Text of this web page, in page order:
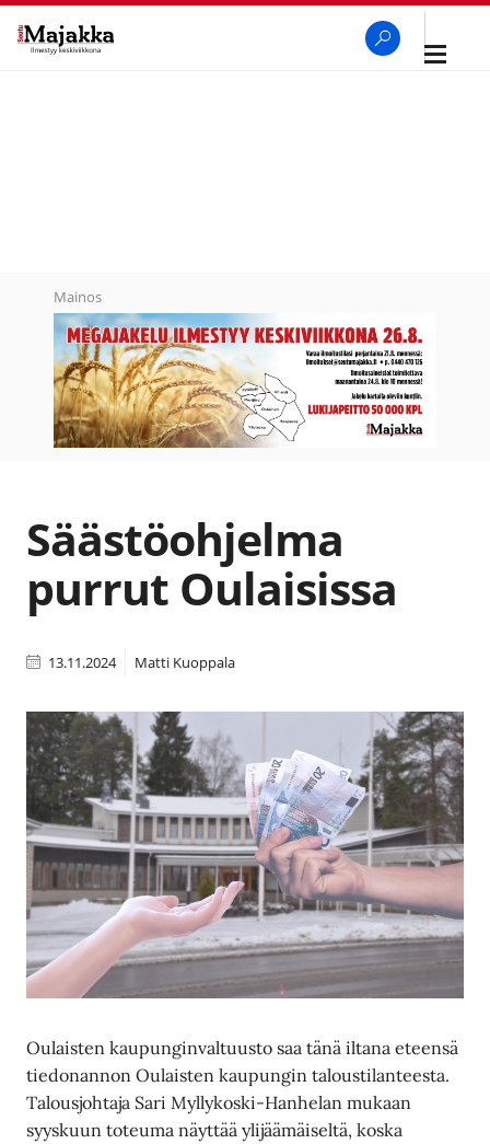
Avaa
Mainos
Säästöohjelma
purrut Oulaisissa
13.11.2024 Matti Kuoppala
Oulaisten kaupunginvaltuusto saa tänä iltana eteensä
tiedonannon Oulaisten kaupungin taloustilanteesta.
Talousjohtaja Sari Myllykoski-Hanhelan mukaan
syyskuun toteuma näyttää ylijäämäiseltä, koska